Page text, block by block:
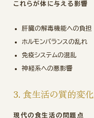
これらが体に与える影響
肝臓の解毒機能への負担
ホルモンバランスの乱れ
免疫システムの混乱
神経系への悪影響
3. 食生活の質的変化
現代の食生活の問題点